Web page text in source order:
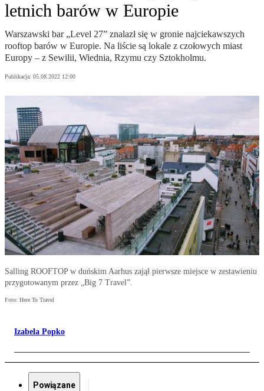
letnich barów w Europie
Warszawski bar „Level 27” znalazł się w gronie najciekawszych
rooftop barów w Europie. Na liście są lokale z czołowych miast
Europy – z Sewilii, Wiednia, Rzymu czy Sztokholmu.
Publikacja: 05.08.2022 12:00
Salling ROOFTOP w duńskim Aarhus zajął pierwsze miejsce w zestawieniu
przygotowanym przez „Big 7 Travel”.
Foto: Here To Travel
Izabela Popko
Powiązane